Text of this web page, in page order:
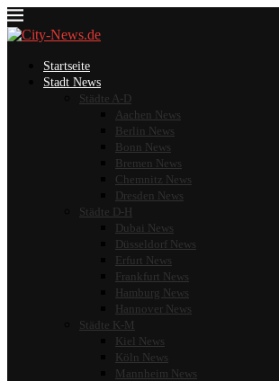
Startseite
Stadt News
Städte A-D
Aachen News
Berlin News
Bonn News
Bremen News
Chemnitz News
Dresden News
Städte D-H
Dubai News
Düsseldorf News
Erfurt News
Frankfurt News
Hamburg News
Hannover News
Städte K-M
Kiel News
Köln News
Mannheim News